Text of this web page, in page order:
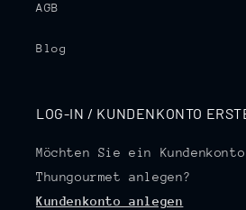
AGB
Blog
LOG-IN / KUNDENKONTO
Möchten Sie ein
Thungourmet anlegen?
Kundenkonto anlegen